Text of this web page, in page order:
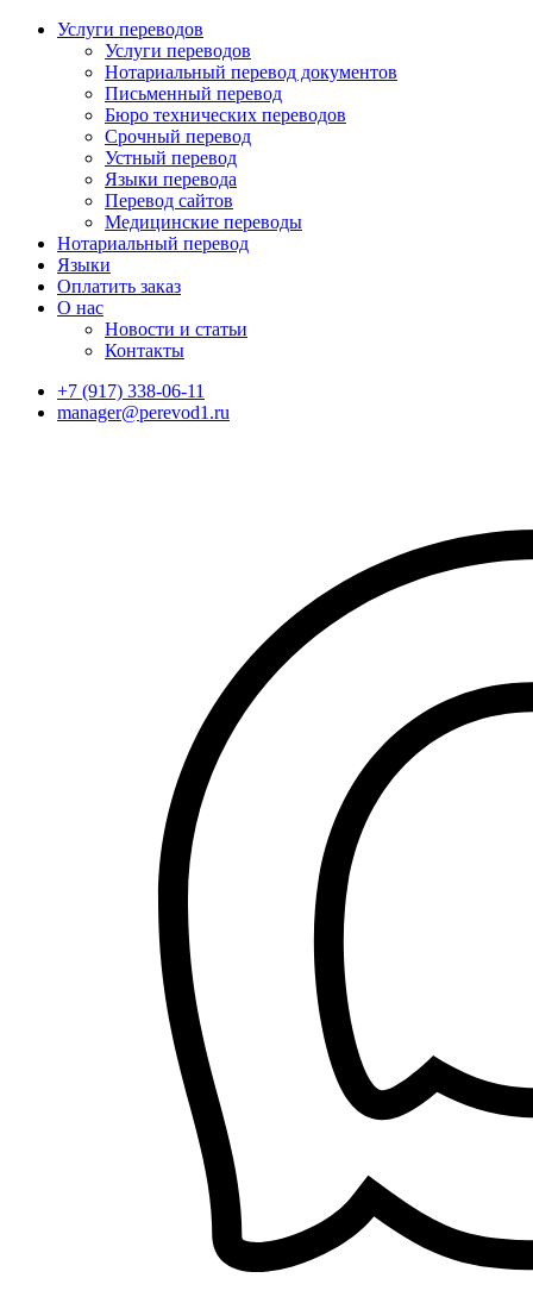
Услуги переводов
Услуги переводов
Нотариальный перевод документов
Письменный перевод
Бюро технических переводов
Срочный перевод
Устный перевод
Языки перевода
Перевод сайтов
Медицинские переводы
Нотариальный перевод
Языки
Оплатить заказ
О нас
Новости и статьи
Контакты
+7 (917) 338-06-11
manager@perevod1.ru